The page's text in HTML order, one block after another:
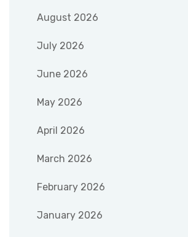
August 2026
July 2026
June 2026
May 2026
April 2026
March 2026
February 2026
January 2026